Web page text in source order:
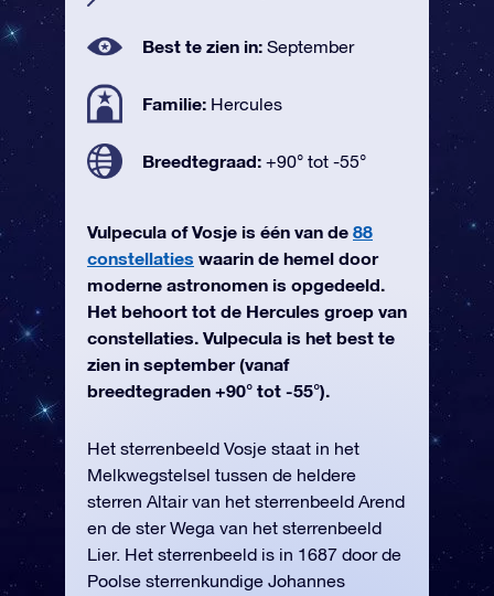
Best te zien in: September
Familie: Hercules
Breedtegraad: +90° tot -55°
Vulpecula of Vosje is één van de 88
constellaties waarin de hemel door
moderne astronomen is opgedeeld.
Het behoort tot de Hercules groep van
constellaties. Vulpecula is het best te
zien in september (vanaf
breedtegraden +90° tot -55°).
Het sterrenbeeld Vosje staat in het
Melkwegstelsel tussen de heldere
sterren Altair van het sterrenbeeld Arend
en de ster Wega van het sterrenbeeld
Lier. Het sterrenbeeld is in 1687 door de
Poolse sterrenkundige Johannes